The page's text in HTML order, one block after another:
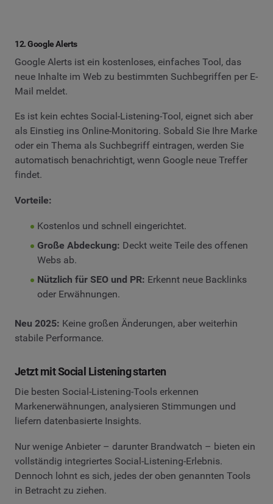
12. Google Alerts
Google Alerts ist ein kostenloses, einfaches Tool, das
neue Inhalte im Web zu bestimmten Suchbegriffen per E-
Mail meldet.
Es ist kein echtes Social-Listening-Tool, eignet sich aber
als Einstieg ins Online-Monitoring. Sobald Sie Ihre Marke
oder ein Thema als Suchbegriff eintragen, werden Sie
automatisch benachrichtigt, wenn Google neue Treffer
findet.
Vorteile:
Kostenlos und schnell eingerichtet.
Große Abdeckung: Deckt weite Teile des offenen
Webs ab.
Nützlich für SEO und PR: Erkennt neue Backlinks
oder Erwähnungen.
Neu 2025: Keine großen Änderungen, aber weiterhin
stabile Performance.
Jetzt mit Social Listening starten
Die besten Social-Listening-Tools erkennen
Markenerwähnungen, analysieren Stimmungen und
liefern datenbasierte Insights.
Nur wenige Anbieter – darunter Brandwatch – bieten ein
vollständig integriertes Social-Listening-Erlebnis.
Dennoch lohnt es sich, jedes der oben genannten Tools
in Betracht zu ziehen.